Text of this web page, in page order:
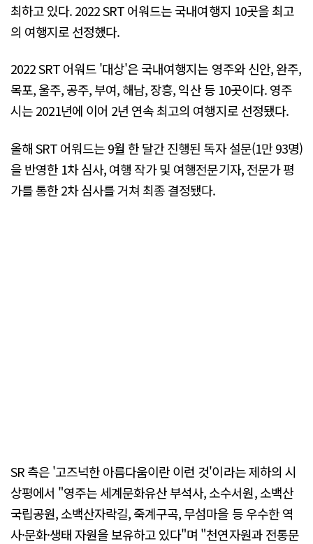
최하고 있다. 2022 SRT 어워드는 국내여행지 10곳을 최고
의 여행지로 선정했다.
2022 SRT 어워드 '대상'은 국내여행지는 영주와 신안, 완주,
목포, 울주, 공주, 부여, 해남, 장흥, 익산 등 10곳이다. 영주
시는 2021년에 이어 2년 연속 최고의 여행지로 선정됐다.
올해 SRT 어워드는 9월 한 달간 진행된 독자 설문(1만 93명)
을 반영한 1차 심사, 여행 작가 및 여행전문기자, 전문가 평
가를 통한 2차 심사를 거쳐 최종 결정됐다.
SR 측은 '고즈넉한 아름다움이란 이런 것'이라는 제하의 시
상평에서 "영주는 세계문화유산 부석사, 소수서원, 소백산
국립공원, 소백산자락길, 죽계구곡, 무섬마을 등 우수한 역
사·문화·생태 자원을 보유하고 있다"며 "천연자원과 전통문